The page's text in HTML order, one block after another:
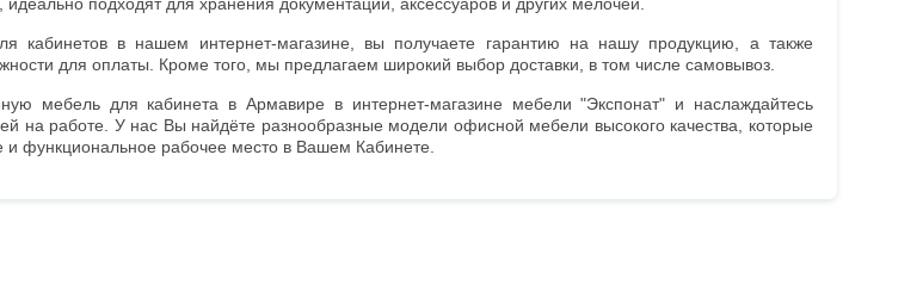
кабинетов в нашем интернет-магазине, вы получаете гарантию на нашу продукцию, а также
для оплаты. Кроме того, мы предлагаем широкий выбор доставки, в том числе самовывоз.
мебель для кабинета в Армавире в интернет-магазине мебели "Экспонат" и наслаждайтесь
на работе. У нас Вы найдёте разнообразные модели офисной мебели высокого качества, которые
и функциональное рабочее место в Вашем Кабинете.